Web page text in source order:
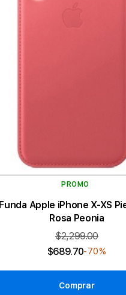
PROMO
Funda Apple iPhone X-XS
Rosa Peonia
$2,299.00
$689.70-70%
Comprar